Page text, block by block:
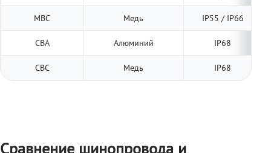
МВС Медь IP55 / IP66
СВА Алюминий IP68
СВС Медь IP68
Сравнение шинопровода и